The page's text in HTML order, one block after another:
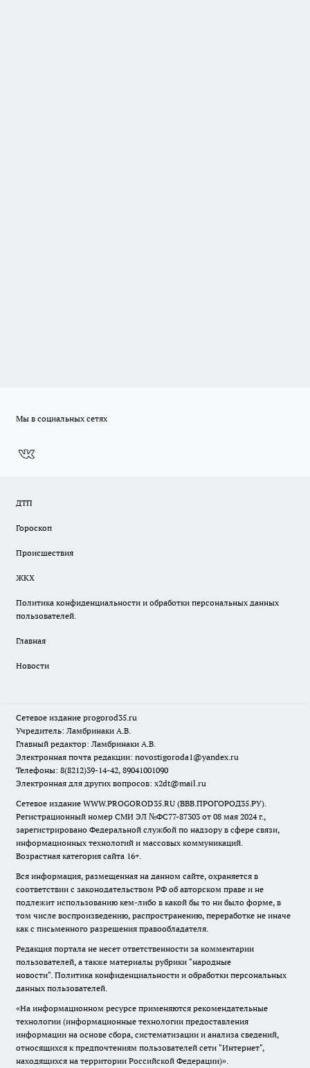
Мы в социальных сетях
ДТП
Гороскоп
Происшествия
ЖКХ
Политика конфиденциальности и обработки персональных данных
пользователей.
Главная
Новости
Сетевое издание progorod35.ru
Учредитель: Ламбринаки А.В.
Главный редактор: Ламбринаки А.В.
Электронная почта редакции: novostigoroda1@yandex.ru
Телефоны: 8(8212)39-14-42, 89041001090
Электронная для других вопросов: x2dt@mail.ru
Сетевое издание WWW.PROGOROD35.RU (ВВВ.ПРОГОРОД35.РУ).
Регистрационный номер СМИ ЭЛ №ФС77-87303 от 08 мая 2024 г.,
зарегистрировано Федеральной службой по надзору в сфере связи,
информационных технологий и массовых коммуникаций.
Возрастная категория сайта 16+.
Вся информация, размещенная на данном сайте, охраняется в
соответствии с законодательством РФ об авторском праве и не
подлежит использованию кем-либо в какой бы то ни было форме, в
том числе воспроизведению, распространению, переработке не иначе
как с письменного разрешения правообладателя.
Редакция портала не несет ответственности за комментарии
пользователей, а также материалы рубрики "народные
новости". Политика конфиденциальности и обработки персональных
данных пользователей.
«На информационном ресурсе применяются рекомендательные
технологии (информационные технологии предоставления
информации на основе сбора, систематизации и анализа сведений,
относящихся к предпочтениям пользователей сети "Интернет",
находящихся на территории Российской Федерации)».